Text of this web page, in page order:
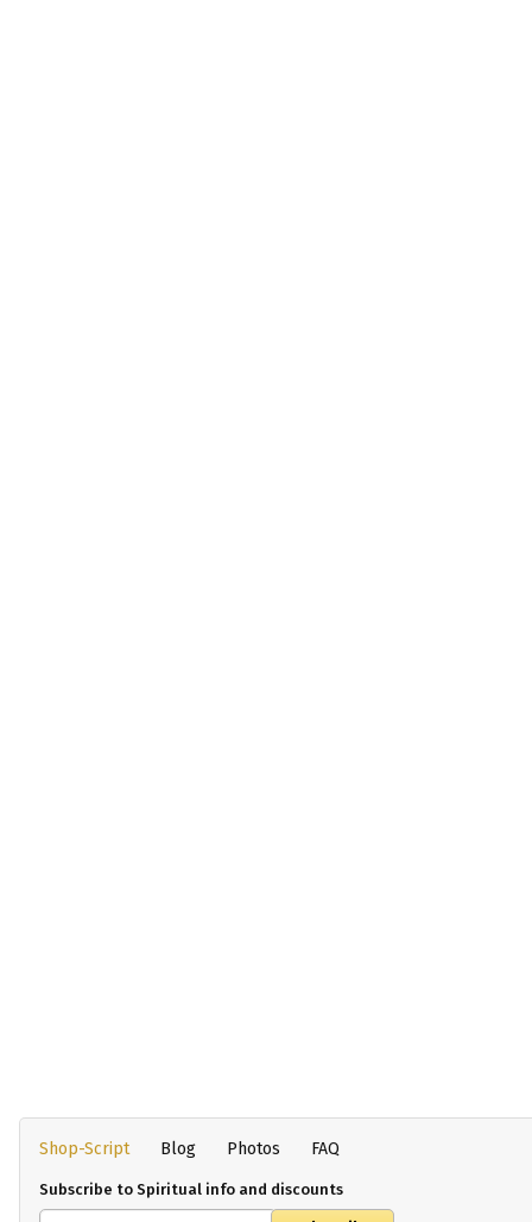
Shop-Script Blog Photos FAQ
Subscribe to Spiritual info and discounts